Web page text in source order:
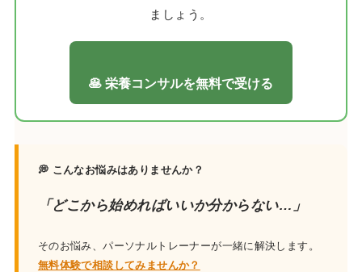
ましょう。
🥞 栄養コンサルを無料で受ける
💭 こんなお悩みはありませんか？
「どこから始めればいいか分からない…」
そのお悩み、パーソナルトレーナーが一緒に解決します。
無料体験で相談してみませんか？